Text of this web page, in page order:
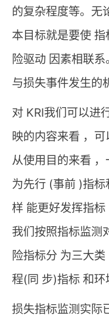
的复杂程度等。无
本目标就是要使
险驱动 因素相联
与损失事件发生的
对 KRI我们可以进
映的内容来看 ，可
从使用目的来看
为先行 (事前 )指
样 能更好发挥指标
我们按照指标监测
险指标分 为三大
程(同 步)指标 和环
损失指标监测实际